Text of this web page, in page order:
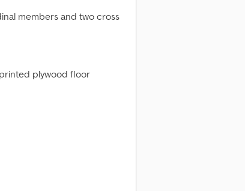
members and two cross
plywood floor